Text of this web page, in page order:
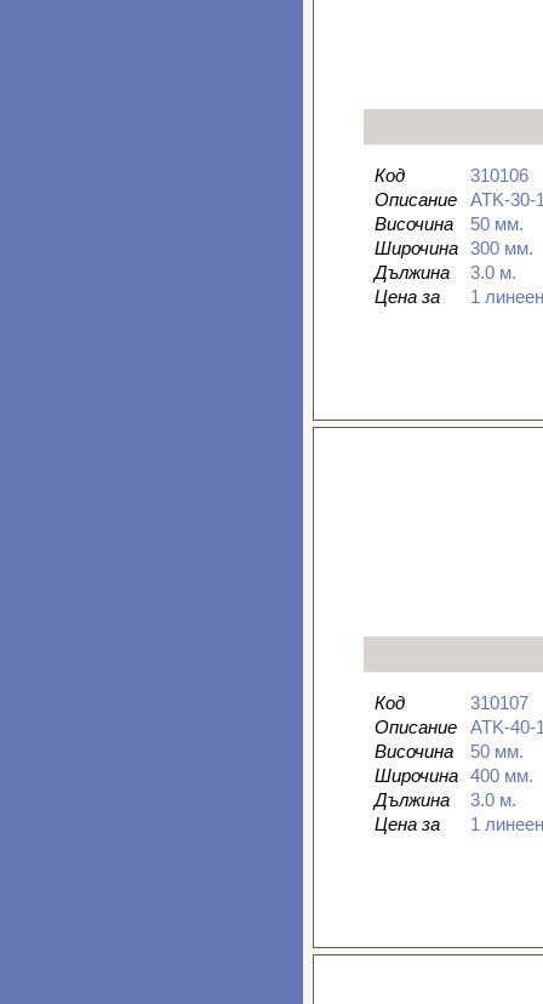
Код
310106
Описание
ATK-30-
Височина
50 мм.
Широчина
300 мм.
Дължина
3.0 м.
Цена за
1
Код
310107
Описание
ATK-40-
Височина
50 мм.
Широчина
400 мм.
Дължина
3.0 м.
Цена за
1